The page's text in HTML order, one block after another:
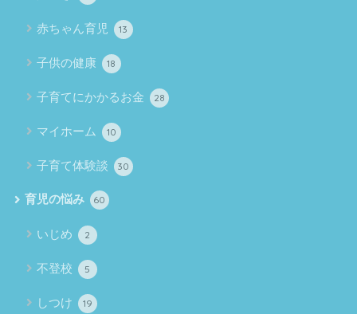
赤ちゃん育児 13
子供の健康 18
子育てにかかるお金 28
マイホーム 10
子育て体験談 30
育児の悩み 60
いじめ 2
不登校 5
しつけ 19